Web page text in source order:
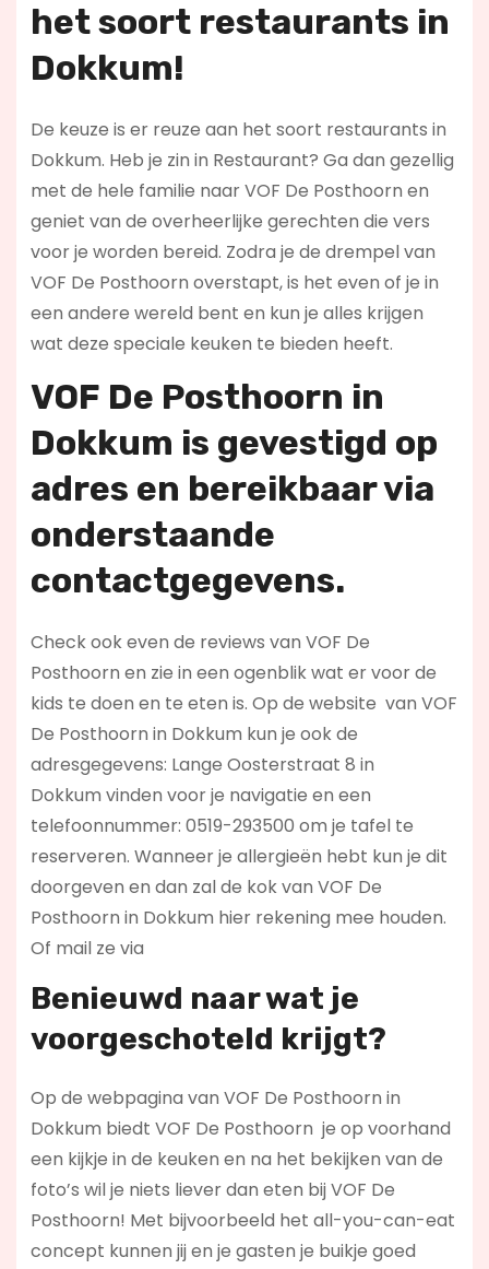
het soort restaurants in
Dokkum!
De keuze is er reuze aan het soort restaurants in
Dokkum. Heb je zin in Restaurant? Ga dan gezellig
met de hele familie naar VOF De Posthoorn en
geniet van de overheerlijke gerechten die vers
voor je worden bereid. Zodra je de drempel van
VOF De Posthoorn overstapt, is het even of je in
een andere wereld bent en kun je alles krijgen
wat deze speciale keuken te bieden heeft.
VOF De Posthoorn in
Dokkum is gevestigd op
adres en bereikbaar via
onderstaande
contactgegevens.
Check ook even de reviews van VOF De
Posthoorn en zie in een ogenblik wat er voor de
kids te doen en te eten is. Op de website van VOF
De Posthoorn in Dokkum kun je ook de
adresgegevens: Lange Oosterstraat 8 in
Dokkum vinden voor je navigatie en een
telefoonnummer: 0519-293500 om je tafel te
reserveren. Wanneer je allergieën hebt kun je dit
doorgeven en dan zal de kok van VOF De
Posthoorn in Dokkum hier rekening mee houden.
Of mail ze via
Benieuwd naar wat je
voorgeschoteld krijgt?
Op de webpagina van VOF De Posthoorn in
Dokkum biedt VOF De Posthoorn je op voorhand
een kijkje in de keuken en na het bekijken van de
foto’s wil je niets liever dan eten bij VOF De
Posthoorn! Met bijvoorbeeld het all-you-can-eat
concept kunnen jij en je gasten je buikje goed